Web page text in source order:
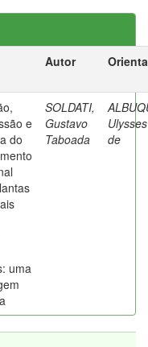
Autor
e
do
uma
SOLDATI,
Gustavo
Taboada
de